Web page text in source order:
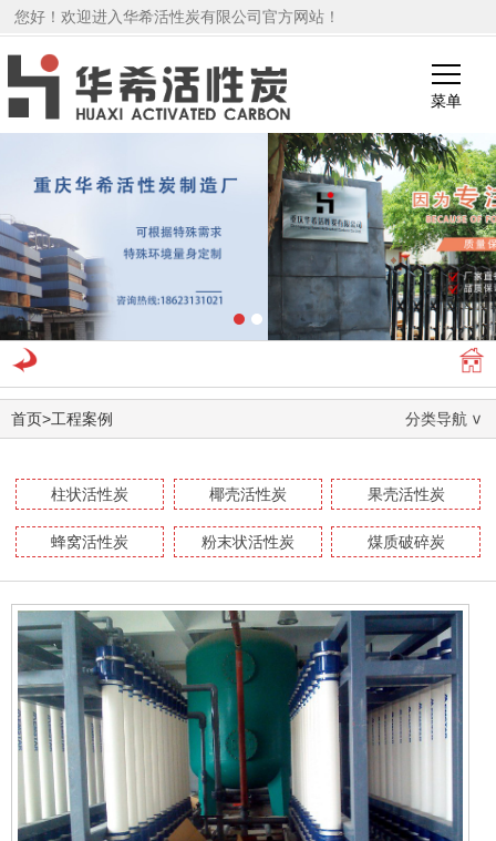
您好！欢迎进入华希活性炭有限公司官方网站！
菜单
1 2
首页>工程案例 分类导航
柱状活性炭 椰壳活性炭 果壳活性炭
蜂窝活性炭 粉末状活性炭 煤质破碎炭